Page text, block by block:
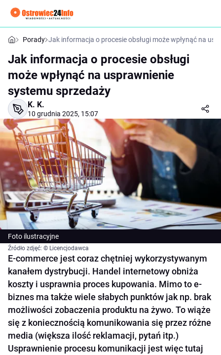
Porady Jak informacja o procesie obsługi może wpłynąć na
Jak informacja o procesie obsługi
może wpłynąć na usprawnienie
systemu sprzedaży
K. K.
10 grudnia 2025, 15:07
Foto ilustracyjne
Źródło zdjęć: © Licencjodawca
E-commerce jest coraz chętniej wykorzystywanym
kanałem dystrybucji. Handel internetowy obniża
koszty i usprawnia proces kupowania. Mimo to e-
biznes ma także wiele słabych punktów jak np. brak
możliwości zobaczenia produktu na żywo. To wiąże
się z koniecznością komunikowania się przez różne
media (większa ilość reklamacji, pytań itp.)
Usprawnienie procesu komunikacji jest więc tutaj